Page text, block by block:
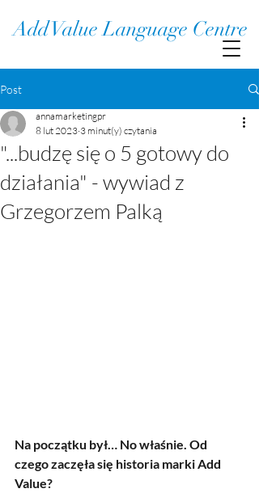
Add Value Language Centre
Post
"...budzę się o 5 gotowy do
działania" - wywiad z
Grzegorzem Palką
annamarketingpr
8 lut 2023 3 minut(y) czytania
Na początku był… No właśnie. Od
czego zaczęła się historia marki Add
Value?